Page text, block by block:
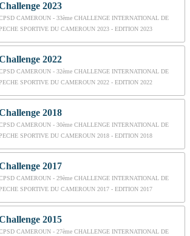
2023
CAMEROUN - 33ème CHALLENGE INTERNATIONAL DE
SPORTIVE DU CAMEROUN 2023 - EDITION 2023
2022
CAMEROUN - 32ème CHALLENGE INTERNATIONAL DE
SPORTIVE DU CAMEROUN 2022 - EDITION 2022
2018
CAMEROUN - 30ème CHALLENGE INTERNATIONAL DE
SPORTIVE DU CAMEROUN 2018 - EDITION 2018
2017
CAMEROUN - 29ème CHALLENGE INTERNATIONAL DE
SPORTIVE DU CAMEROUN 2017 - EDITION 2017
2015
CAMEROUN - 27ème CHALLENGE INTERNATIONAL DE